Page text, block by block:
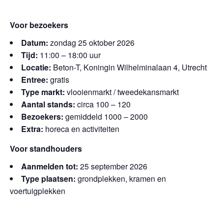
Voor bezoekers
Datum: zondag 25 oktober 2026
Tijd: 11:00 – 18:00 uur
Locatie: Beton-T, Koningin Wilhelminalaan 4, Utrecht
Entree: gratis
Type markt: vlooienmarkt / tweedekansmarkt
Aantal stands: circa 100 – 120
Bezoekers: gemiddeld 1000 – 2000
Extra: horeca en activiteiten
Voor standhouders
Aanmelden tot: 25 september 2026
Type plaatsen: grondplekken, kramen en
voertuigplekken